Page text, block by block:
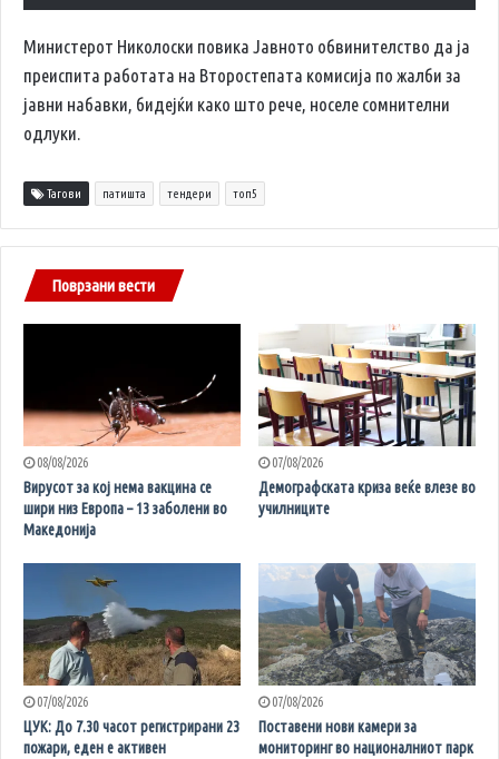
Министерот Николоски повика Јавното обвинителство да ја
преиспита работата на Второстепата комисија по жалби за
јавни набавки, бидејќи како што рече, носеле сомнителни
одлуки.
Тагови патишта тендери топ5
Поврзани вести
08/08/2026
Вирусот за кој нема вакцина се
шири низ Европа – 13 заболени во
Македонија
07/08/2026
Демографската криза веќе влезе во
училниците
07/08/2026
ЦУК: До 7.30 часот регистрирани 23
пожари, еден е активен
07/08/2026
Поставени нови камери за
мониторинг во националниот парк